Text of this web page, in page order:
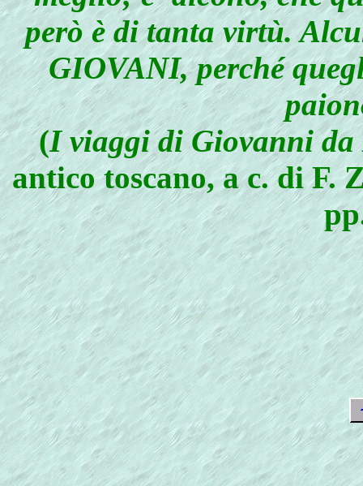
però è di tanta virtù.
GIOVANI, perché
(I viaggi di Giovanni
antico toscano, a c. di F.